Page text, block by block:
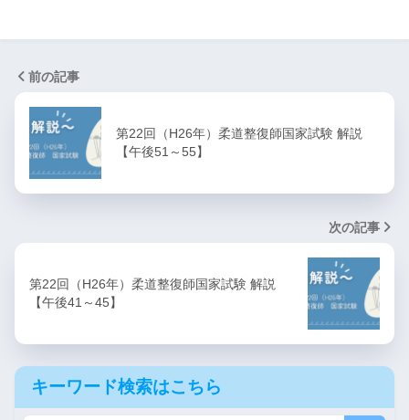
前の記事
第22回（H26年）柔道整復師国家試験 解説
【午後51～55】
次の記事
第22回（H26年）柔道整復師国家試験 解説
【午後41～45】
キーワード検索はこちら